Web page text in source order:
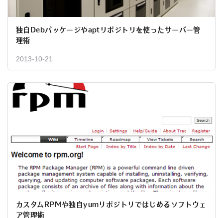
独自Debパッケージやaptリポジトリを使ったサーバー管
理術
2013-10-21
カスタムRPMや独自yumリポジトリではじめるソフトウェ
ア管理術